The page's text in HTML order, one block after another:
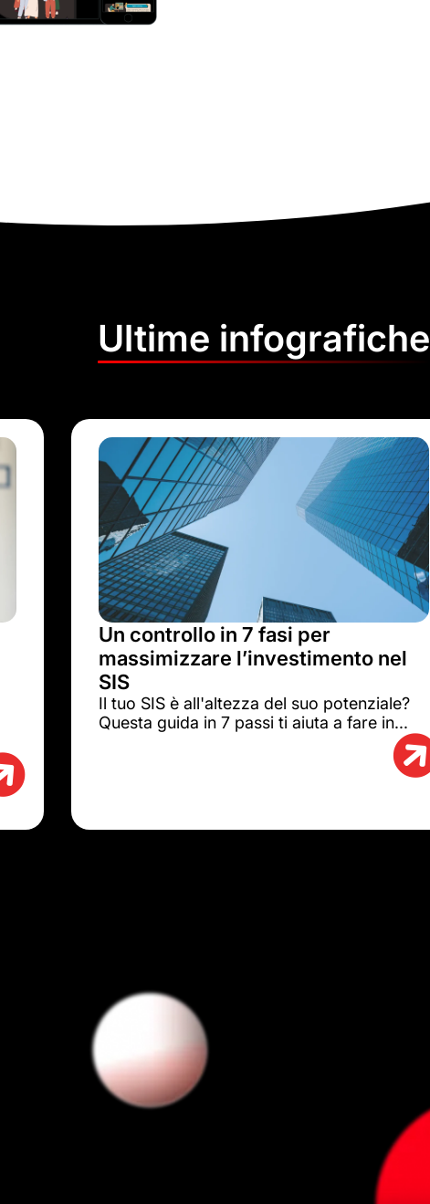
Ultime infografiche
Un controllo in 7 fasi per
massimizzare l’investimento nel
SIS
Il tuo SIS è all'altezza del suo potenziale?
Questa guida in 7 passi ti aiuta a fare in...